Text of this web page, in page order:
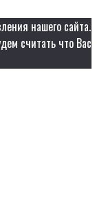
нашего сайта.
считать что Вас